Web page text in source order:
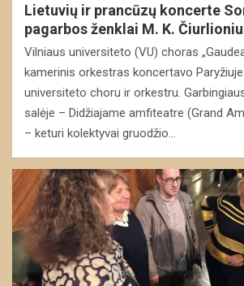
Lietuvių ir prancūzų koncerte
pagarbos ženklai M. K.
Vilniaus universiteto (VU) choras
kamerinis orkestras koncertavo
universiteto choru ir orkestru.
salėje – Didžiajame amfiteatre (Grand
– keturi kolektyvai gruodžio…